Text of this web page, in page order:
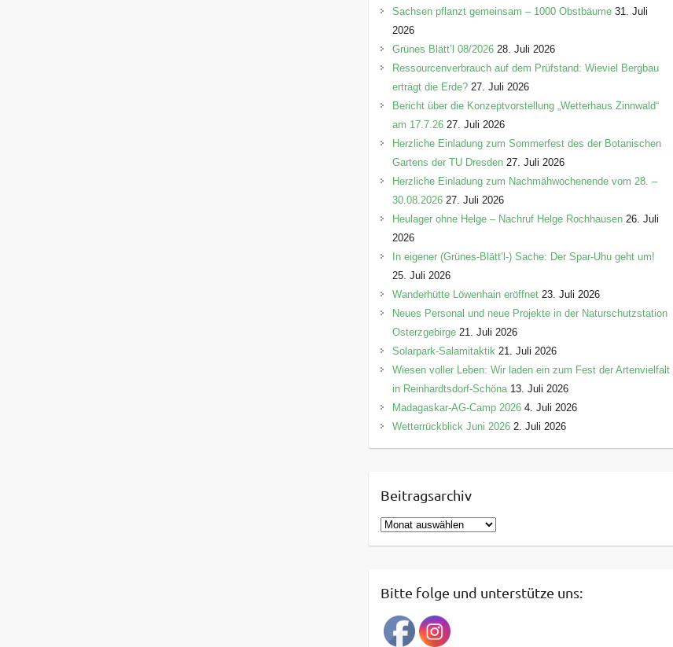
r
e
n
Sachsen pflanzt gemeinsam – 1000 Obstbäume 31. Juli
2026
Grünes Blätt’l 08/2026 28. Juli 2026
Ressourcenverbrauch auf dem Prüfstand: Wieviel Bergbau
erträgt die Erde? 27. Juli 2026
Bericht über die Konzeptvorstellung „Wetterhaus Zinnwald“
am 17.7.26 27. Juli 2026
Herzliche Einladung zum Sommerfest des der Botanischen
Gartens der TU Dresden 27. Juli 2026
Herzliche Einladung zum Nachmähwochenende vom 28. –
30.08.2026 27. Juli 2026
Heulager ohne Helge – Nachruf Helge Rochhausen 26. Juli
2026
In eigener (Grünes-Blätt’l-) Sache: Der Spar-Uhu geht um!
25. Juli 2026
Wanderhütte Löwenhain eröffnet 23. Juli 2026
Neues Personal und neue Projekte in der Naturschutzstation
Osterzgebirge 21. Juli 2026
Solarpark-Salamitaktik 21. Juli 2026
Wiesen voller Leben: Wir laden ein zum Fest der Artenvielfalt
in Reinhardtsdorf-Schöna 13. Juli 2026
Madagaskar-AG-Camp 2026 4. Juli 2026
Wetterrückblick Juni 2026 2. Juli 2026
Beitragsarchiv
B
e
r
g
Bitte folge und unterstütze uns: